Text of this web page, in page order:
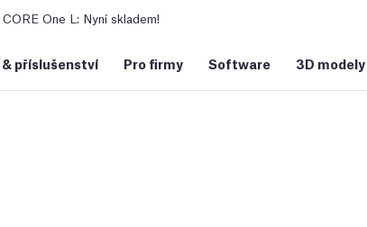
CORE One L: Nyní skladem!
& příslušenství Pro firmy Software 3D modely